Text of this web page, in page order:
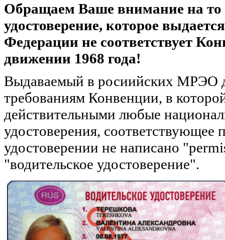
Обращаем Ваше внимание на то
удостоверение, которое
Федерации не соответствует
движении 1968 года!
Выдаваемый в росиийских МРЭО
требованиям Конвенции, в
действительными любые
удостоверения,
удостоверении не написано
"водительское удостоверение".